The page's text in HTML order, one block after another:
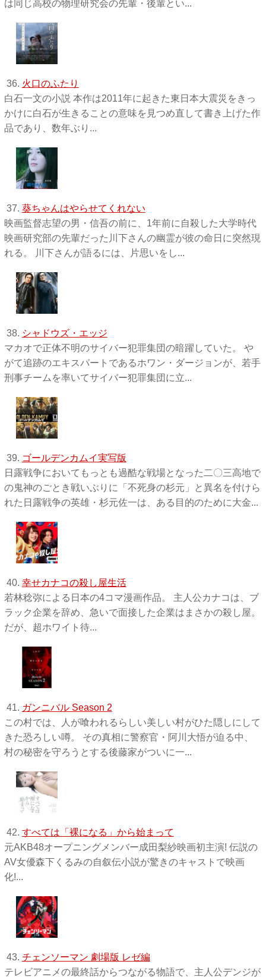
は同じ高校の物理研究会の先輩・後輩とい...
36. 火口のふたり
白石一文の小説 本作は2011年に起きた東日本大震災をきっ
かけに白石が生きることの意味を見つめ直して書き上げた作
品であり、数年ぶり...
37. 葵ちゃんはやらせてくれない
映画監督志望の男・信吾の前に、1年前に自殺した大学時代
映画研究部の先輩だった川下さんの幽霊が彼の命日に突然現
れる。 川下さんが語るには、片思いをし...
38. シャドウズ・エッジ
マカオで正体不明のサイバー犯罪集団の暗躍していた。 や
がて追跡のエキスパートであるホワン・ダージョンが、若手
刑事チームを率いてサイバー犯罪集団に立...
39. ゴールデンカムイ実写版
日露戦争においてもっとも過酷な戦場となった二〇三高地で
の鬼神のごとき戦いぶりに「不死身の杉元」と異名を付けら
れた日露戦争の英雄・杉元佐一は、ある目的のために大金...
40. 幸せカナコの殺し屋生活
若林稔弥による日本の4コマ漫画作品。 主人公カナコは、ブ
ラック企業を辞め、急いで面接した企業はまさかの殺し屋。
だが、超ホワイト待...
41. ガンニバル Season 2
この村では、人が喰われるらしい美しい村がひた隠しにして
きた恐ろしい噂。 その真相に警察官・阿川大悟が迫る中、
村の秘密を守ろうとする後藤家がついに一...
42. すべては「裸になる」から始まって
元AKB48オープニングメンバー成田梨紗映画初主演! 伝説の
AV女優森下くるみの自叙伝小説が驚きのキャストで映画
化!...
43. チェンソーマン 劇場版 レゼ編
テレビアニメの最終話からつながる物語で、主人公デンジが